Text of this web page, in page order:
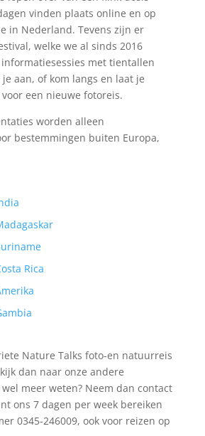
vinden plaats online en op
in Nederland. Tevens zijn er
welke we al sinds 2016
met tientallen
aan, of kom langs en laat je
een nieuwe fotoreis.
worden alleen
bestemmingen buiten Europa,
Rica
Nature Talks foto-en natuurreis
dan naar onze andere
wel meer weten? Neem dan contact
ons 7 dagen per week bereiken
0345-246009, ook voor reizen op